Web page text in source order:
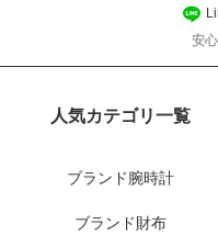
安
人気カテゴリ一覧
ブランド腕時計
ブランド財布